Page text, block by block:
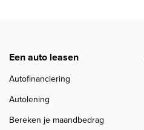
Een auto leasen
Autofinanciering
Autolening
Bereken je maandbedrag